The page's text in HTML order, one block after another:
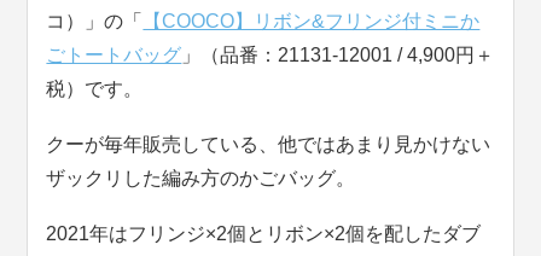
コ）」の「
【COOCO】リボン&フリンジ付ミニか
ごトートバッグ 」（品番：21131-12001 / 4,900円＋
税）です。
クーが毎年販売している、他ではあまり見かけない
ザックリした編み方のかごバッグ。
2021年はフリンジ×2個とリボン×2個を配したダブ